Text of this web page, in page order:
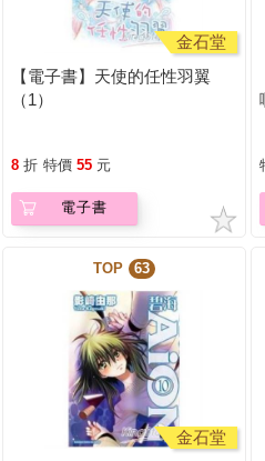
金石堂
【電子書】天使的任性羽翼
（1）
8 折 特價 55 元
電子書
TOP 63
金石堂